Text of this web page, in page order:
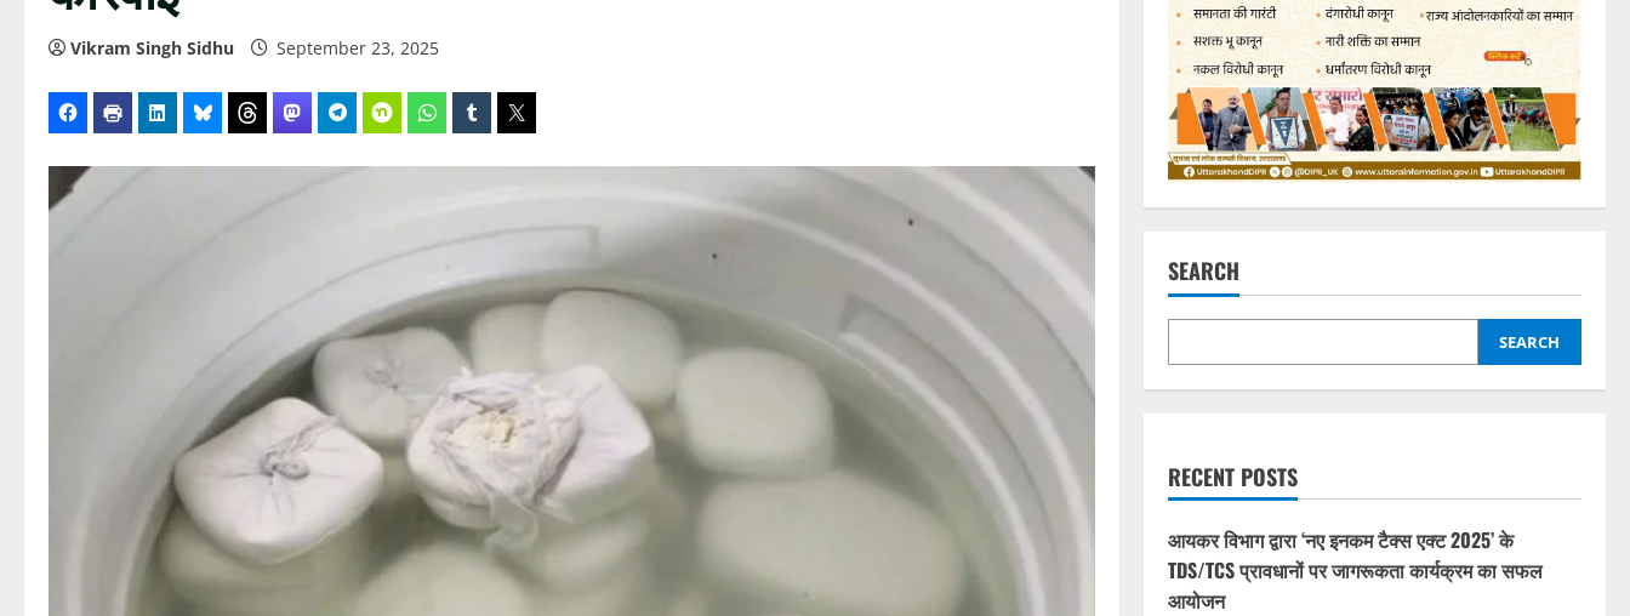
Vikram Singh Sidhu September 23, 2025
SEARCH
SEARCH
RECENT POSTS
आयकर विभाग द्वारा ‘नए इनकम टैक्स एक्ट 2025’ के
TDS/TCS प्रावधानों पर जागरूकता कार्यक्रम का सफल
आयोजन